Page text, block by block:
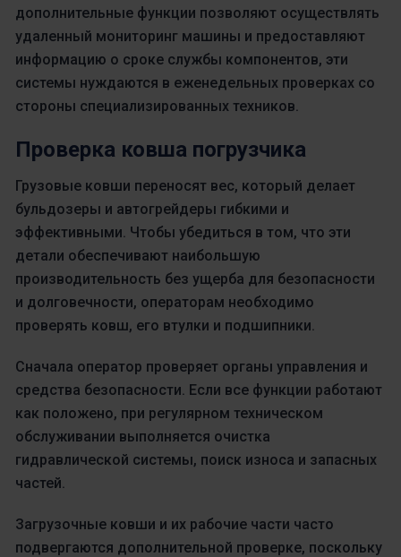
дополнительные функции позволяют осуществлять
удаленный мониторинг машины и предоставляют
информацию о сроке службы компонентов, эти
системы нуждаются в еженедельных проверках со
стороны специализированных техников.
Проверка ковша погрузчика
Грузовые ковши переносят вес, который делает
бульдозеры и автогрейдеры гибкими и
эффективными. Чтобы убедиться в том, что эти
детали обеспечивают наибольшую
производительность без ущерба для безопасности
и долговечности, операторам необходимо
проверять ковш, его втулки и подшипники.
Сначала оператор проверяет органы управления и
средства безопасности. Если все функции работают
как положено, при регулярном техническом
обслуживании выполняется очистка
гидравлической системы, поиск износа и запасных
частей.
Загрузочные ковши и их рабочие части часто
подвергаются дополнительной проверке, поскольку